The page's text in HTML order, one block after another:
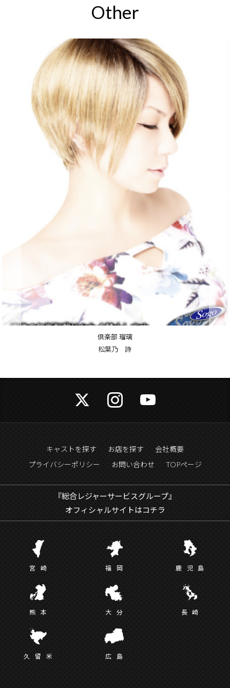
Other
キャストを探す お店を探す
会社概要
プライバシーポリシー
お問い合わせ TOPページ
『総合レジャーサービスグループ』
オフィシャルサイトはコチラ
宮 崎 福 岡 鹿児 島
熊 本 大 分 長崎
久留 米 広 島